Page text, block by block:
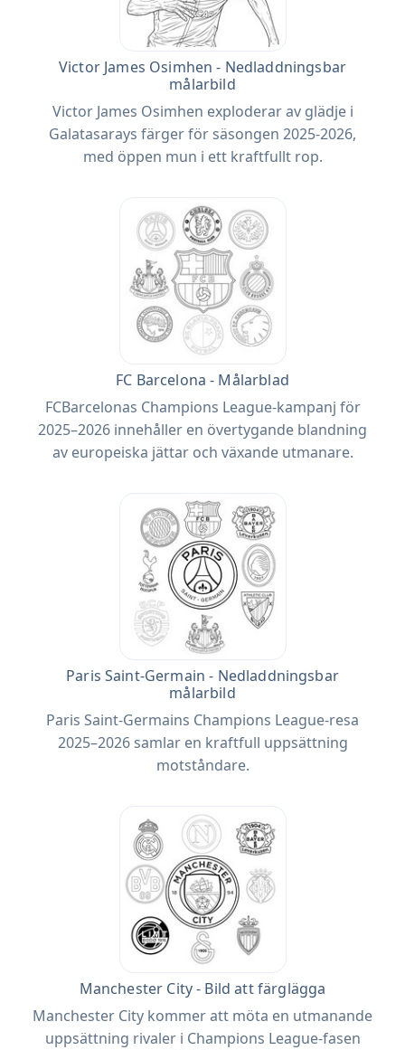
Victor James Osimhen - Nedladdningsbar
målarbild
Victor James Osimhen exploderar av glädje i
Galatasarays färger för säsongen 2025-2026,
med öppen mun i ett kraftfullt rop.
FC Barcelona - Målarblad
FCBarcelonas Champions League-kampanj för
2025–2026 innehåller en övertygande blandning
av europeiska jättar och växande utmanare.
Paris Saint-Germain - Nedladdningsbar
målarbild
Paris Saint-Germains Champions League-resa
2025–2026 samlar en kraftfull uppsättning
motståndare.
Manchester City - Bild att färglägga
Manchester City kommer att möta en utmanande
uppsättning rivaler i Champions League-fasen